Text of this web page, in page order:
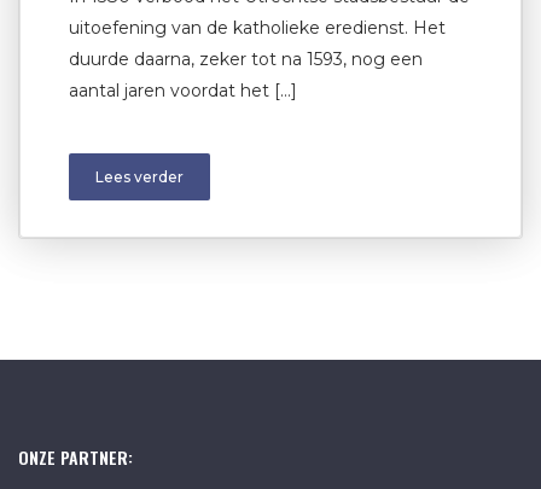
uitoefening van de katholieke eredienst. Het
duurde daarna, zeker tot na 1593, nog een
aantal jaren voordat het […]
Lees verder
ONZE PARTNER: